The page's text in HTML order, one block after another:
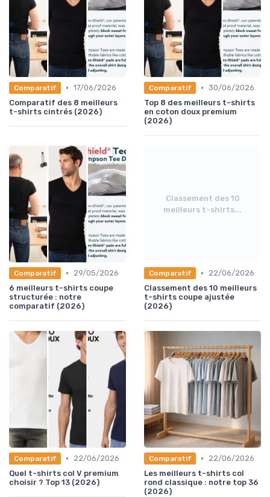
Comparatif • 17/06/2026
Comparatif des 8 meilleurs
t-shirts cintrés (2026)
Comparatif • 30/06/2026
Top 8 des meilleurs t-shirts
en coton doux premium
(2026)
Comparatif •
29/05/2026
6 meilleurs t-shirts coupe
structurée : notre
comparatif (2026)
Classement des 10
meilleurs t-shirts...
Comparatif •
22/06/2026
Classement des 10 meilleurs
t-shirts coupe ajustée
(2026)
Comparatif •
22/06/2026
Quel t-shirts col V premium
choisir ? Top 13 (2026)
Comparatif •
22/06/2026
Les meilleurs t-shirts col
rond classique : notre top 36
(2026)